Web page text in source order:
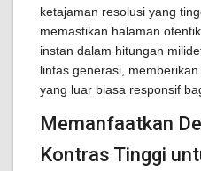
ketajaman resolusi yang
memastikan halaman
instan dalam hitungan
lintas generasi,
yang luar biasa responsif
Memanfaatkan
Kontras Tinggi